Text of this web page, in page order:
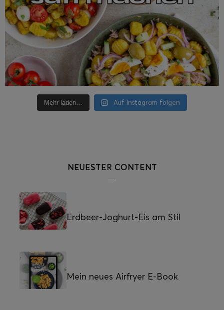
Mehr laden… Auf Instagram folgen
NEUESTER CONTENT
Erdbeer-Joghurt-Eis am Stil
Mein neues Airfryer E-Book